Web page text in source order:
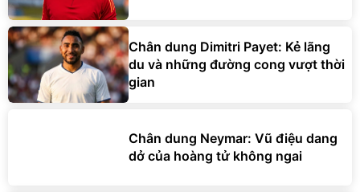
Chân dung Dimitri Payet: Kẻ lãng
du và những đường cong vượt thời
gian
Chân dung Neymar: Vũ điệu dang
dở của hoàng tử không ngai